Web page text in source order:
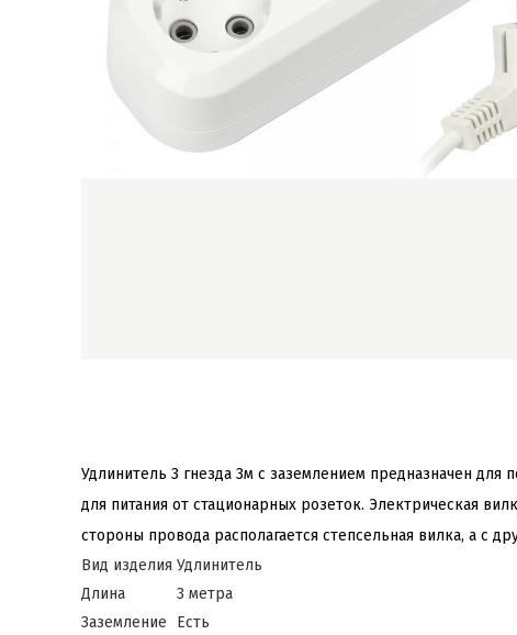
Удлинитель 3 гнезда 3м с заземлением предназначен
для питания от стационарных розеток. Электрическая
стороны провода располагается степсельная вилка, а с
Вид изделия Удлинитель
Длина
3 метра
Заземление
Есть